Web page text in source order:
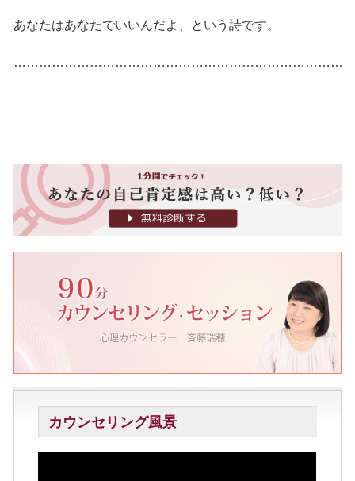
あなたはあなたでいいんだよ、という詩です。
カウンセリング風景